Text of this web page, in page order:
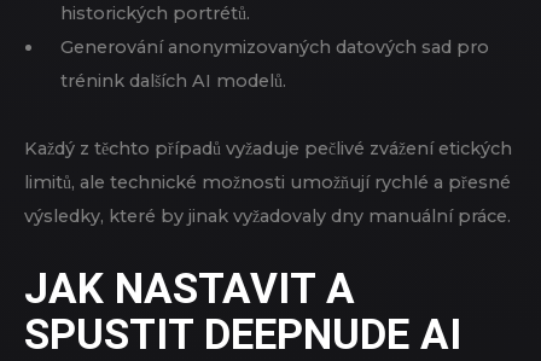
historických portrétů.
Generování anonymizovaných datových sad pro
trénink dalších AI modelů.
Každý z těchto případů vyžaduje pečlivé zvážení etických
limitů, ale technické možnosti umožňují rychlé a přesné
výsledky, které by jinak vyžadovaly dny manuální práce.
JAK NASTAVIT A
SPUSTIT DEEPNUDE AI